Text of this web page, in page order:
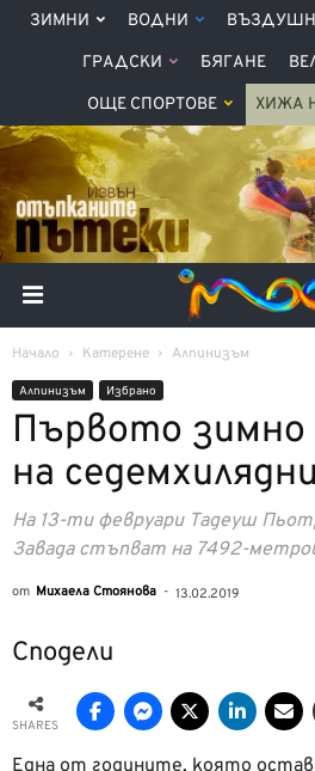
ЗИМНИ ВОДНИ
ГРАДСКИ БЯГАНЕ
ОЩЕ СПОРТОВЕ ХИЖА
Начало Катерене Алпинизъм
Алпинизъм Избрано
Първото зимно
на
На 13-ти февруари Тадеуш
Завада стъпват на 7492-
от Михаела Стоянова - 13.02.2019
Сподели
SHARES
Една от годините, която